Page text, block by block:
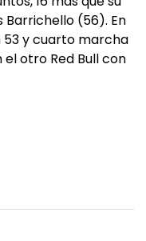
Barrichello (56). En
y cuarto marcha
otro Red Bull con